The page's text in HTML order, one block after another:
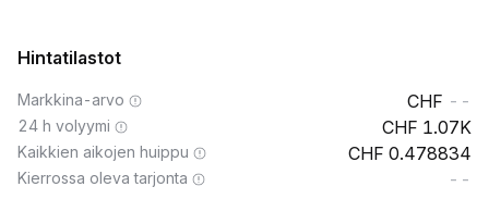
Hintatilastot
Markkina-arvo --
24 h volyymi 1.07K
Kaikkien aikojen huippu 0.478834
Kierrossa oleva tarjonta --